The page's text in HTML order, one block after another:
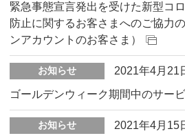
緊急事態宣言発出を受けた新型コ
防止に関するお客さまへのご協力
ンアカウントのお客さま）
お知らせ
2021年4月21
ゴールデンウィーク期間中のサー
お知らせ
2021年4月15